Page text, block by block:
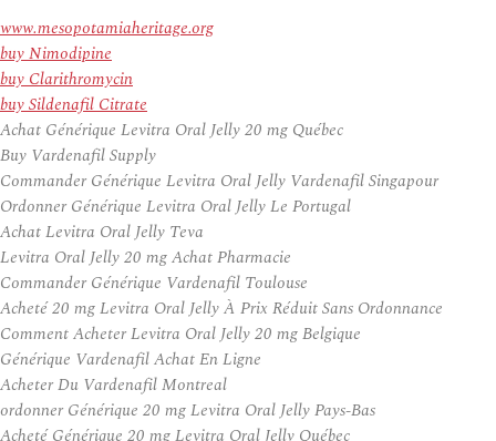
www.mesopotamiaheritage.org
buy Nimodipine
buy Clarithromycin
buy Sildenafil Citrate
Achat Générique Levitra Oral Jelly 20 mg Québec
Buy Vardenafil Supply
Commander Générique Levitra Oral Jelly Vardenafil Singapour
Ordonner Générique Levitra Oral Jelly Le Portugal
Achat Levitra Oral Jelly Teva
Levitra Oral Jelly 20 mg Achat Pharmacie
Commander Générique Vardenafil Toulouse
Acheté 20 mg Levitra Oral Jelly À Prix Réduit Sans Ordonnance
Comment Acheter Levitra Oral Jelly 20 mg Belgique
Générique Vardenafil Achat En Ligne
Acheter Du Vardenafil Montreal
ordonner Générique 20 mg Levitra Oral Jelly Pays-Bas